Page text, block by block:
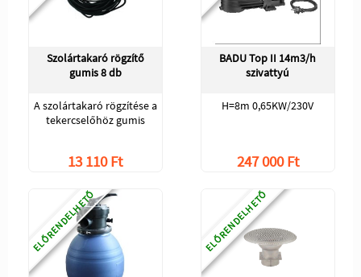
Szolártakaró rögzítő
gumis 8 db
A szolártakaró rögzítése a
tekercselőhöz gumis
13 110 Ft
BADU Top II 14m3/h
szivattyú
H=8m 0,65KW/230V
247 000 Ft
ELŐRENDELHETŐ ELŐRENDELHETŐ